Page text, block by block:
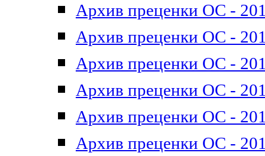
Архив преценки ОС -
Архив преценки ОС -
Архив преценки ОС -
Архив преценки ОС -
Архив преценки ОС -
Архив преценки ОС -